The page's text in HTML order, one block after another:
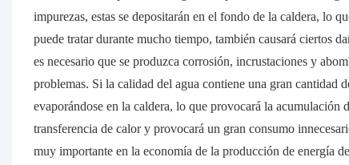
impurezas, estas se depositarán en el fondo de la caldera, lo
puede tratar durante mucho tiempo, también causará ciertos
es necesario que se produzca corrosión, incrustaciones y
problemas. Si la calidad del agua contiene una gran cantidad
evaporándose en la caldera, lo que provocará la
transferencia de calor y provocará un gran consumo
muy importante en la economía de la producción de energía